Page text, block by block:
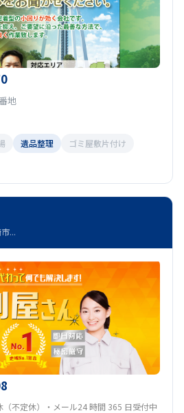
地
遺品整理
ゴミ屋敷片付け
...
不定休）・メール24 時間 365 日受付中